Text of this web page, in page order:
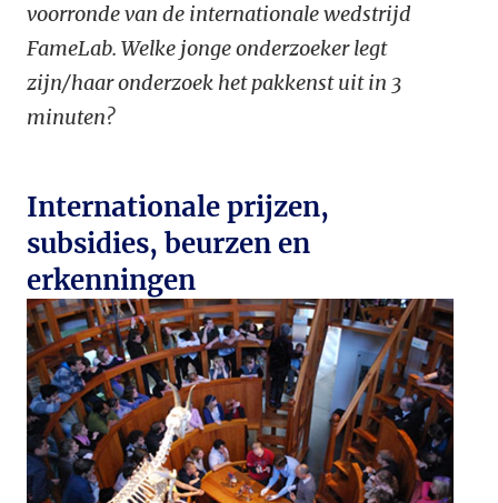
voorronde van de internationale wedstrijd
FameLab. Welke jonge onderzoeker legt
zijn/haar onderzoek het pakkenst uit in 3
minuten?
Internationale prijzen,
subsidies, beurzen en
erkenningen